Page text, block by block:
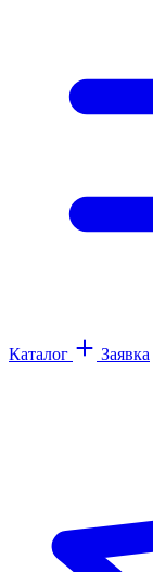
Каталог Заявка